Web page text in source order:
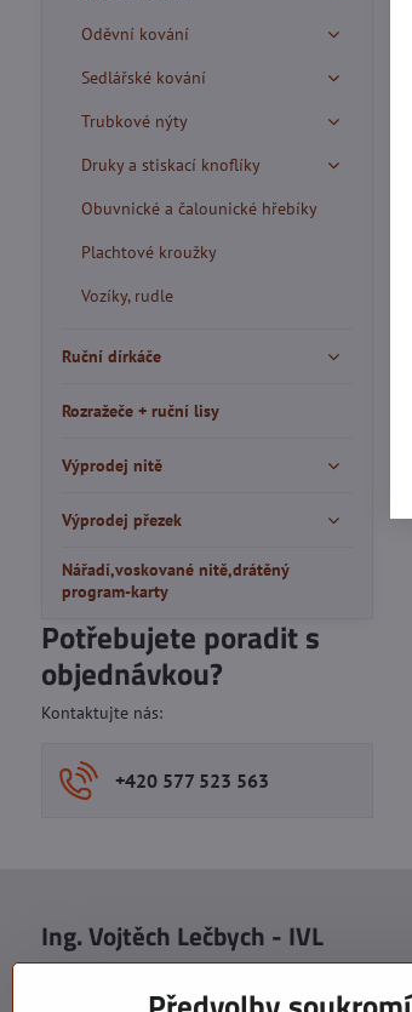
Oděvní kování
Sedlářské kování
Trubkové nýty
Druky a stiskací knoflíky
Obuvnické a čalounické hřebíky
Plachtové kroužky
Vozíky, rudle
Ruční dírkáče
Rozražeče + ruční lisy
Výprodej nitě
Výprodej přezek
Nářadí,voskované nitě,drátěný
program-karty
Potřebujete poradit s
objednávkou?
Kontaktujte nás:
+420 577 523 563
Ing. Vojtěch Lečbych - IVL
DIČ: CZ5602130809